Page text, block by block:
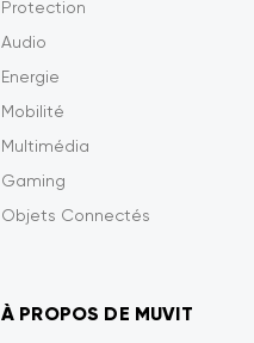
Protection
Audio
Energie
Mobilité
Multimédia
Gaming
Objets Connectés
À PROPOS DE MUVIT